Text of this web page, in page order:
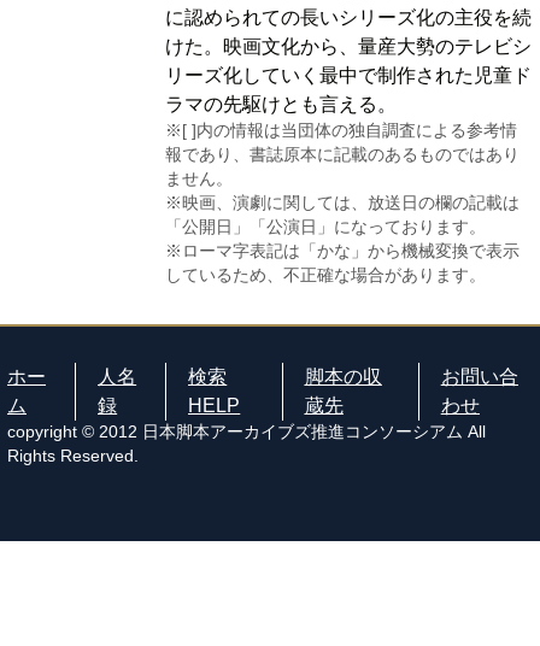
に認められての長いシリーズ化の主役を続
けた。映画文化から、量産大勢のテレビシ
リーズ化していく最中で制作された児童ド
ラマの先駆けとも言える。
※[ ]内の情報は当団体の独自調査による参考情
報であり、書誌原本に記載のあるものではあり
ません。
※映画、演劇に関しては、放送日の欄の記載は
「公開日」「公演日」になっております。
※ローマ字表記は「かな」から機械変換で表示
しているため、不正確な場合があります。
ホー
ム
人名
録
検索
HELP
脚本の収
蔵先
お問い合
わせ
copyright © 2012 日本脚本アーカイブズ推進コンソーシアム All
Rights Reserved.